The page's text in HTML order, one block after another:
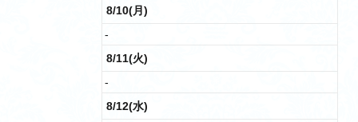
8/10(月)
-
8/11(火)
-
8/12(水)